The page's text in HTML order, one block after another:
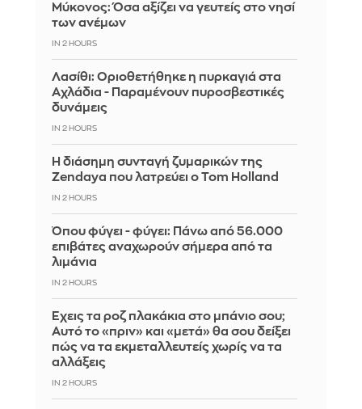
Μύκονος: Όσα αξίζει να γευτείς στο νησί
των ανέμων
IN 2 HOURS
Λασίθι: Οριοθετήθηκε η πυρκαγιά στα
Αχλάδια - Παραμένουν πυροσβεστικές
δυνάμεις
IN 2 HOURS
Η διάσημη συνταγή ζυμαρικών της
Zendaya που λατρεύει ο Tom Holland
IN 2 HOURS
Όπου φύγει - φύγει: Πάνω από 56.000
επιβάτες αναχωρούν σήμερα από τα
λιμάνια
IN 2 HOURS
Έχεις τα ροζ πλακάκια στο μπάνιο σου;
Αυτό το «πριν» και «μετά» θα σου δείξει
πώς να τα εκμεταλλευτείς χωρίς να τα
αλλάξεις
IN 2 HOURS